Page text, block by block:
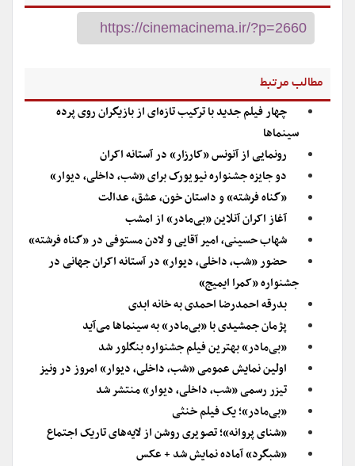
مطالب مرتبط
چهار فیلم جدید با ترکیب تازه‌ای از بازیگران روی پرده
سینماها
رونمایی از آنونس «کارزار» در آستانه اکران
دو جایزه جشنواره نیویورک برای «شب، داخلی، دیوار»
«گناه فرشته» و داستان خون، عشق، عدالت
آغاز اکران آنلاین «بی‌مادر» از امشب
شهاب حسینی، امیر آقایی و لادن مستوفی در «گناه فرشته»
حضور «شب، داخلی، دیوار» در آستانه اکران جهانی در
جشنواره «کمرا ایمیج»
بدرقه احمدرضا احمدی به خانه ابدی
پژمان جمشیدی با «بی‌مادر» به سینماها می‌آید
«بی‌مادر» بهترین فیلم جشنواره بنگلور شد
اولین نمایش عمومی «شب، داخلی، دیوار» امروز در ونیز
تیزر رسمی «شب، داخلی، دیوار» منتشر شد
«بی‌مادر»؛ یک فیلم خنثی
«شنای پروانه»؛ تصویری روشن از لایه‌های تاریک اجتماع
«شبگرد» آماده نمایش شد + عکس